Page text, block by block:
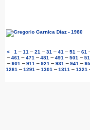
<
1 – 11 – 21 – 31 – 41 – 51 – 61
– 461 – 471 – 481 – 491 – 501 –
– 901 – 911 – 921 – 931 – 941 –
1281 – 1291 – 1301 – 1311 – 1321